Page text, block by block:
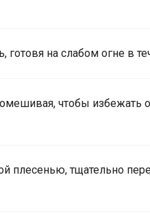
на слабом огне в
чтобы избежать
плесенью, тщательно